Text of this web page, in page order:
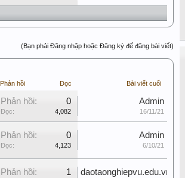
(Bạn phải Đăng nhập hoặc Đăng ký để đăng bài viết)
Phản hồi Đọc Bài viết cuối
Phản hồi: 0
Đọc: 4,082
Admin
16/11/21
Phản hồi: 0
Đọc: 4,123
Admin
6/10/21
Phản hồi: 1 daotaonghiepvu.edu.vn